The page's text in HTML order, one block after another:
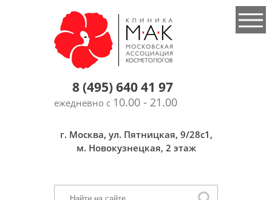
8 (495) 640 41 97
ежедневно с 10.00 - 21.00
г. Москва, ул. Пятницкая, 9/28с1,
м. Новокузнецкая, 2 этаж